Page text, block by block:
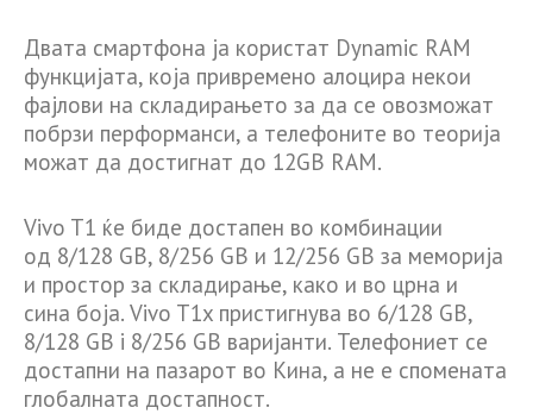
Двата смартфона ја користат Dynamic RAM
функцијата, која привремено алоцира некои
фајлови на складирањето за да се овозможат
побрзи перформанси, а телефоните во теорија
можат да достигнат до 12GB RAM.
Vivo T1 ќе биде достапен во комбинации
од 8/128 GB, 8/256 GB и 12/256 GB за меморија
и простор за складирање, како и во црна и
сина боја. Vivo T1x пристигнува во 6/128 GB,
8/128 GB i 8/256 GB варијанти. Телефониет се
достапни на пазарот во Кина, а не е спомената
глобалната достапност.